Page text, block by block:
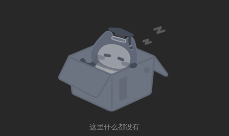
这里什么都没有